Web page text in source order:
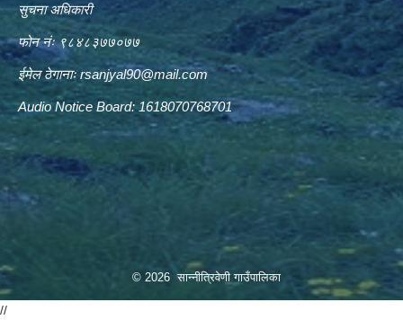
सुचना अधिकारी
फोन नंः ९८४८३७७०७७
ईमेल ठेगानाःrsanjyal90@mail.com
Audio Notice Board: 1618070768701
© 2026 सान्नीत्रिवेणी गाउँपालिका
//